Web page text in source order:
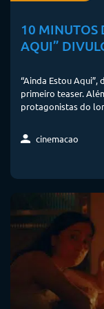
10 MINUTOS
AQUI”
“Ainda Estou
primeiro teaser.
protagonistas do
cinemacao